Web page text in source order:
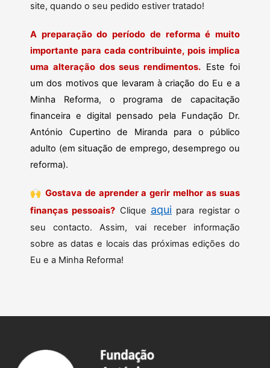
site, quando o seu pedido estiver tratado!
A preparação do período de reforma é muito
importante para cada contribuinte, pois implica
uma alteração dos seus rendimentos. Este foi
um dos motivos que levaram à criação do Eu e a
Minha Reforma, o programa de capacitação
financeira e digital pensado pela Fundação Dr.
António Cupertino de Miranda para o público
adulto (em situação de emprego, desemprego ou
reforma).
🙌 Gostava de aprender a gerir melhor as suas
finanças pessoais? Clique aqui para registar o
seu contacto. Assim, vai receber informação
sobre as datas e locais das próximas edições do
Eu e a Minha Reforma!